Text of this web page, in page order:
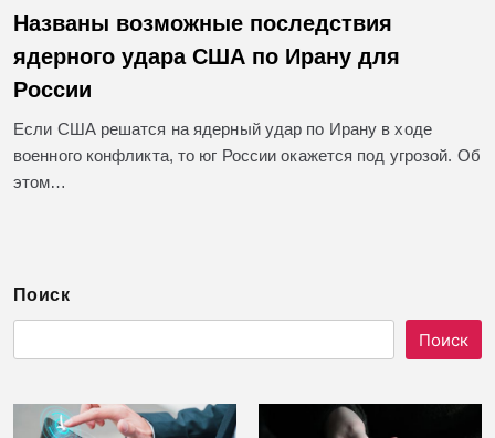
Названы возможные последствия
ядерного удара США по Ирану для
России
Если США решатся на ядерный удар по Ирану в ходе
военного конфликта, то юг России окажется под угрозой. Об
этом…
Поиск
Поиск